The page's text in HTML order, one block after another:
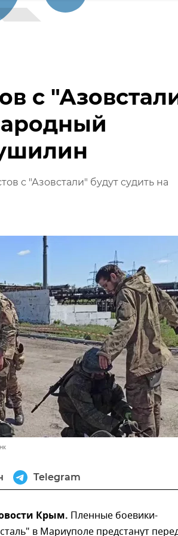
с
с "Азовстали" будут судить на
Telegram
Крым. Пленные боевики-
в Мариуполе предстанут